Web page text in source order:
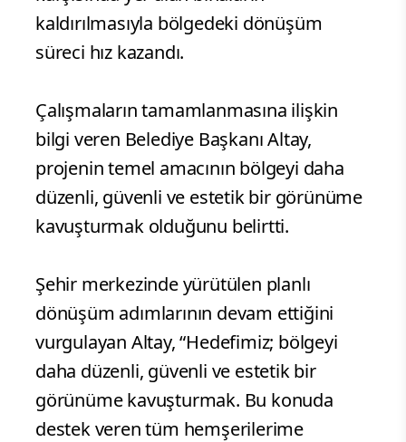
kaldırılmasıyla bölgedeki dönüşüm
süreci hız kazandı.
Çalışmaların tamamlanmasına ilişkin
bilgi veren Belediye Başkanı Altay,
projenin temel amacının bölgeyi daha
düzenli, güvenli ve estetik bir görünüme
kavuşturmak olduğunu belirtti.
Şehir merkezinde yürütülen planlı
dönüşüm adımlarının devam ettiğini
vurgulayan Altay, “Hedefimiz; bölgeyi
daha düzenli, güvenli ve estetik bir
görünüme kavuşturmak. Bu konuda
destek veren tüm hemşerilerime